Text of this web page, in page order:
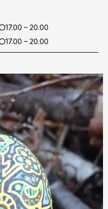
17.00 – 20.00
17.00 – 20.00